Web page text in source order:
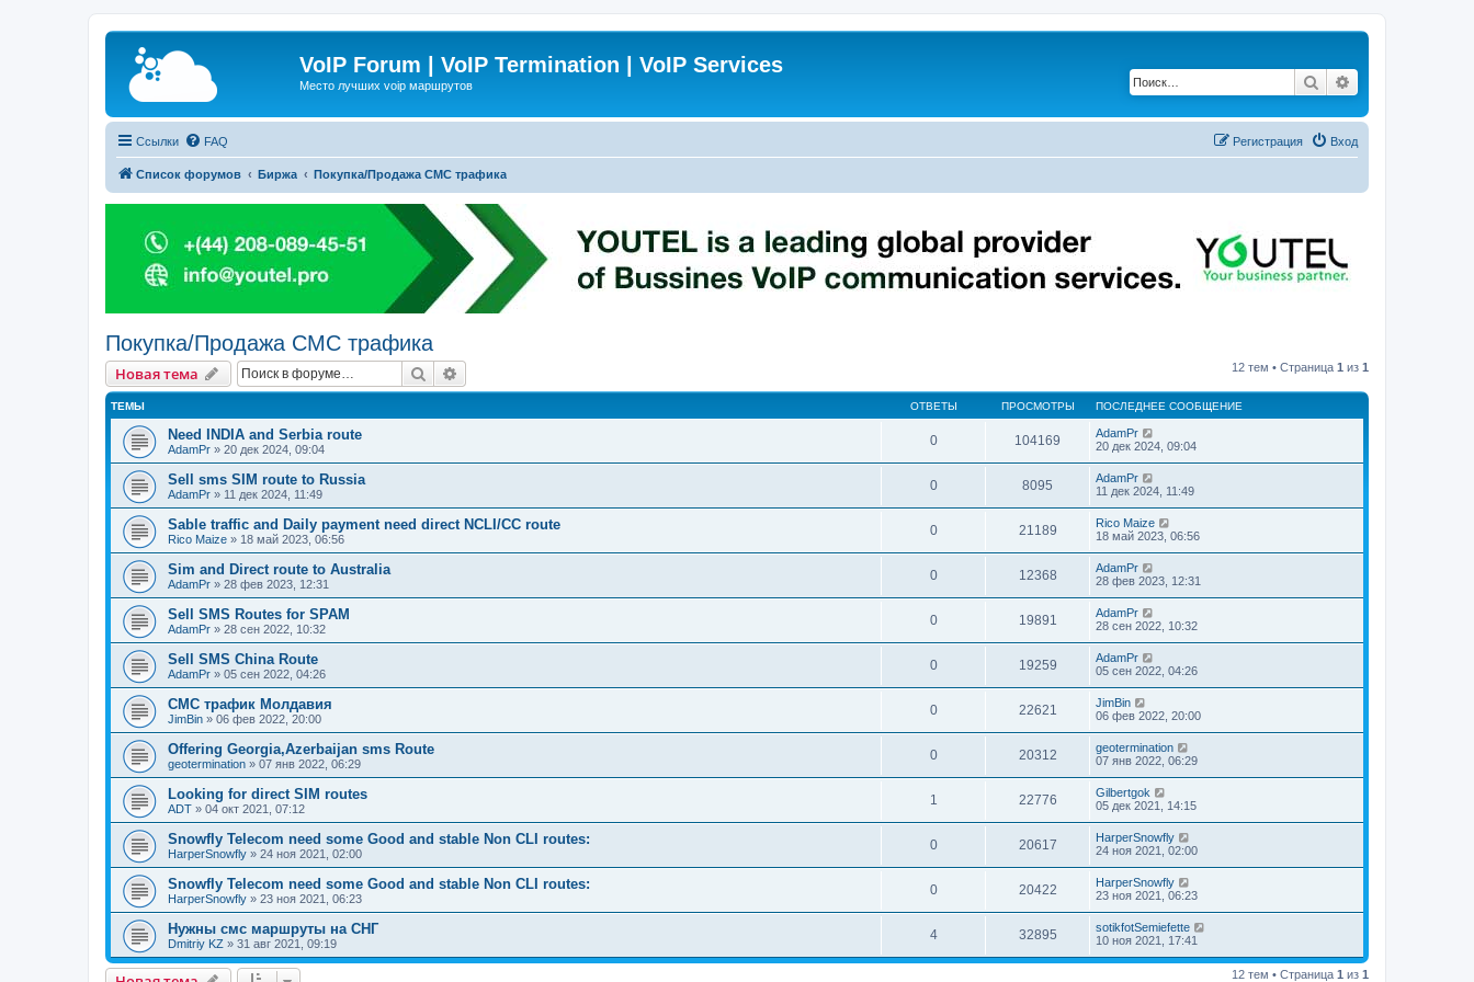
VoIP Forum | VoIP Termination | VoIP Services
Место лучших voip маршрутов Поиск
Ссылки FAQ Вход
Регистрация
Список форумов Биржа Покупка/Продажа СМС трафика
Покупка/Продажа СМС трафика
Новая тема Поиск 12 тем • Страница 1 из 1
ТЕМЫ ОТВЕТЫ ПРОСМОТРЫ ПОСЛЕДНЕЕ СООБЩЕНИЕ
Need INDIA and Serbia route
AdamPr » 20 дек 2024, 09:04
0 104169
AdamPr
20 дек 2024, 09:04
Sell sms SIM route to Russia
AdamPr » 11 дек 2024, 11:49
0 8095
AdamPr
11 дек 2024, 11:49
Sable traffic and Daily payment need direct NCLI/CC route
Rico Maize » 18 май 2023, 06:56
0 21189
Rico Maize
18 май 2023, 06:56
Sim and Direct route to Australia
AdamPr » 28 фев 2023, 12:31
0 12368
AdamPr
28 фев 2023, 12:31
Sell SMS Routes for SPAM
AdamPr » 28 сен 2022, 10:32
0 19891
AdamPr
28 сен 2022, 10:32
Sell SMS China Route
AdamPr » 05 сен 2022, 04:26
0 19259
AdamPr
05 сен 2022, 04:26
СМС трафик Молдавия
JimBin » 06 фев 2022, 20:00
0 22621
JimBin
06 фев 2022, 20:00
Offering Georgia,Azerbaijan sms Route
geotermination » 07 янв 2022, 06:29
0 20312
geotermination
07 янв 2022, 06:29
Looking for direct SIM routes
ADT » 04 окт 2021, 07:12
1 22776
Gilbertgok
05 дек 2021, 14:15
Snowfly Telecom need some Good and stable Non CLI routes:
HarperSnowfly » 24 ноя 2021, 02:00
0 20617
HarperSnowfly
24 ноя 2021, 02:00
Snowfly Telecom need some Good and stable Non CLI routes:
HarperSnowfly » 23 ноя 2021, 06:23
0 20422
HarperSnowfly
23 ноя 2021, 06:23
Нужны смс маршруты на СНГ
Dmitriy KZ » 31 авг 2021, 09:19
4 32895
sotikfotSemiefette
10 ноя 2021, 17:41
12 тем • Страница 1 из 1